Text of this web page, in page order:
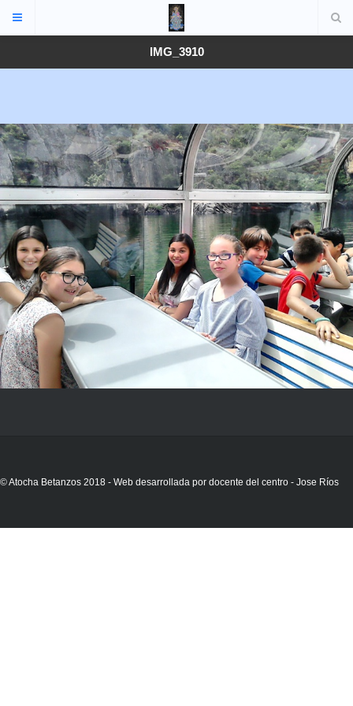
IMG_3910
© Atocha Betanzos 2018 - Web desarrollada por docente del centro - Jose Ríos